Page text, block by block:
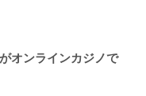
オンラインカジノで